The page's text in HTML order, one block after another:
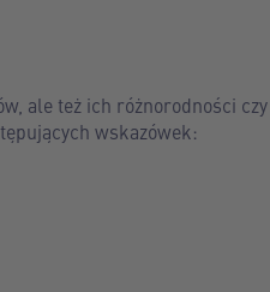
ale też ich różnorodności czy
wskazówek: